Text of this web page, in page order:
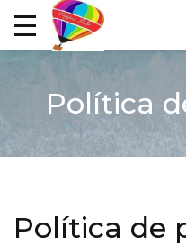
Política
Política de